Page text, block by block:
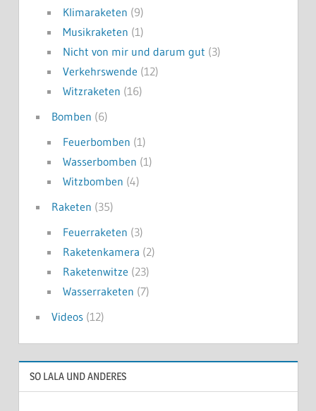
Klimaraketen (9)
Musikraketen (1)
Nicht von mir und darum gut (3)
Verkehrswende (12)
Witzraketen (16)
Bomben (6)
Feuerbomben (1)
Wasserbomben (1)
Witzbomben (4)
Raketen (35)
Feuerraketen (3)
Raketenkamera (2)
Raketenwitze (23)
Wasserraketen (7)
Videos(12)
SO LALA UND ANDERES